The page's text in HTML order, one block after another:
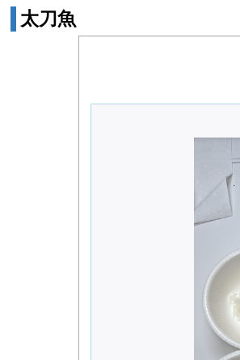
太刀魚